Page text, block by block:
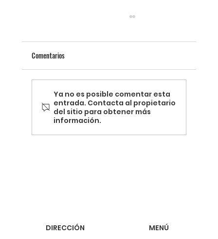
Comentarios
Ya no es posible comentar esta
entrada. Contacta al propietario
del sitio para obtener más
información.
DIRECCIÓN MENÚ